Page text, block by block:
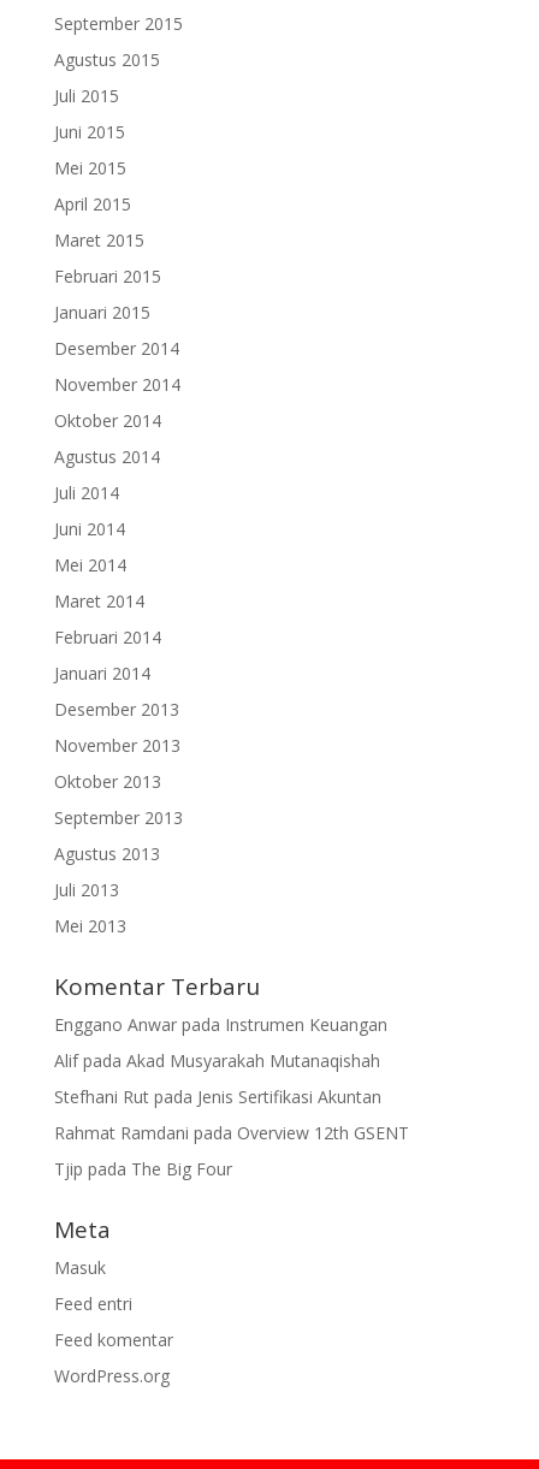
September 2015
Agustus 2015
Juli 2015
Juni 2015
Mei 2015
April 2015
Maret 2015
Februari 2015
Januari 2015
Desember 2014
November 2014
Oktober 2014
Agustus 2014
Juli 2014
Juni 2014
Mei 2014
Maret 2014
Februari 2014
Januari 2014
Desember 2013
November 2013
Oktober 2013
September 2013
Agustus 2013
Juli 2013
Mei 2013
Komentar Terbaru
Enggano Anwarpada Instrumen Keuangan
Alifpada Akad Musyarakah Mutanaqishah
Stefhani Rutpada Jenis Sertifikasi Akuntan
Rahmat Ramdani pada Overview 12th GSENT
Tjip pada The Big Four
Meta
Masuk
Feed entri
Feed komentar
WordPress.org